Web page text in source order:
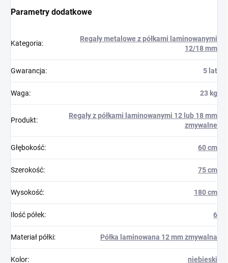
Parametry dodatkowe
Kategoria:
Regały metalowe z półkami laminowanymi
12/18 mm
Gwarancja: 5 lat
Waga: 23 kg
Produkt:
Regały z półkami laminowanymi 12 lub 18 mm
zmywalne
Głębokość: 60 cm
Szerokość: 75 cm
Wysokość: 180 cm
Ilość półek: 6
Materiał półki: Półka laminowana 12 mm zmywalna
Kolor: niebieski